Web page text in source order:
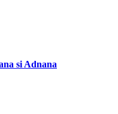
si Adnana